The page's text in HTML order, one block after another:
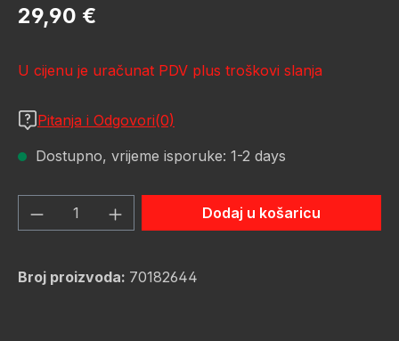
Redovna cijena:
29,90 €
U cijenu je uračunat PDV plus troškovi slanja
Pitanja i Odgovori(0)
Dostupno, vrijeme isporuke: 1-2 days
Količina proizvoda: Unesite željenu
Dodaj u košaricu
Broj proizvoda: 70182644